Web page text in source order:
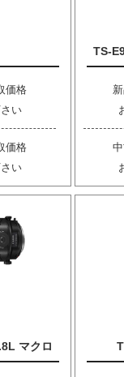
価格
い
価格
い
TS-
マクロ